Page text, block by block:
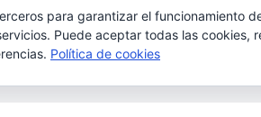
para garantizar el funcionamiento
Puede aceptar todas las cookies,
Política de cookies